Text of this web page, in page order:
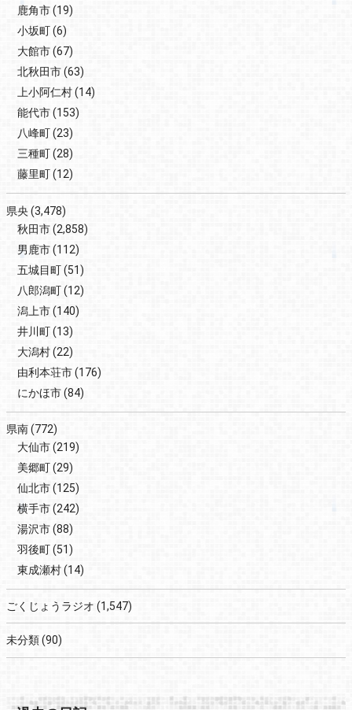
鹿角市(19)
小坂町(6)
大館市(67)
北秋田市(63)
上小阿仁村(14)
能代市(153)
八峰町(23)
三種町(28)
藤里町(12)
県央 (3,478)
秋田市(2,858)
男鹿市(112)
五城目町(51)
八郎潟町(12)
潟上市(140)
井川町(13)
大潟村(22)
由利本荘市(176)
にかほ市(84)
県南(772)
大仙市(219)
美郷町(29)
仙北市(125)
横手市(242)
湯沢市(88)
羽後町(51)
東成瀬村(14)
ごくじょうラジオ (1,547)
未分類(90)